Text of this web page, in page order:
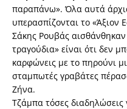
παραπάνω». Όλα αυτά
υπερασπίζονται το «Άξιον
Σάκης Ρουβάς
τραγούδια» είναι ότι δεν
καρφώνεις με το πηρούνι
σταμπωτές γραβάτες
Ζήνα.
Τζάμπα τόσες διαδηλώσεις